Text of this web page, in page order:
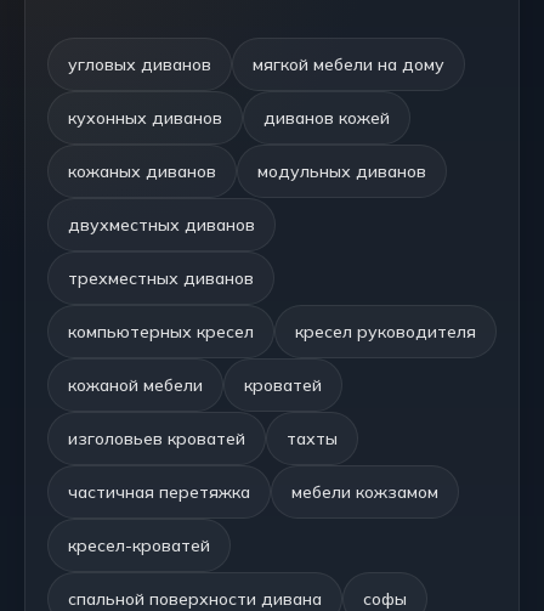
угловых диванов мягкой мебели на дому
кухонных диванов диванов кожей
кожаных диванов модульных диванов
двухместных диванов
трехместных диванов
компьютерных кресел кресел руководителя
кожаной мебели кроватей
изголовьев кроватей тахты
частичная перетяжка мебели кожзамом
кресел-кроватей
спальной поверхности дивана софы